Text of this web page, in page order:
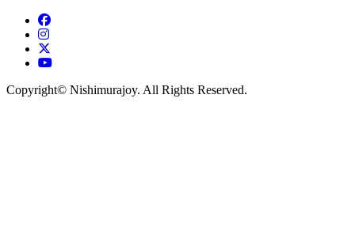
Copyright©︎ Nishimurajoy. All Rights Reserved.